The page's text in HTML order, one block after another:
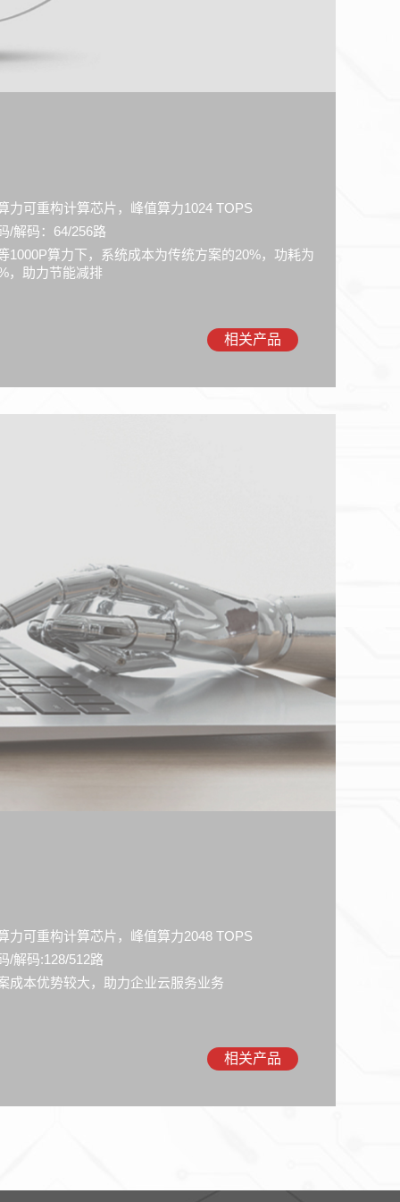
力可重构计算芯片，峰值算力1024 TOPS
/解码：64/256路
1000P算力下，系统成本为传统方案的20%，功耗为
，助力节能减排
相关产品
力可重构计算芯片，峰值算力2048 TOPS
/解码:128/512路
成本优势较大，助力企业云服务业务
相关产品